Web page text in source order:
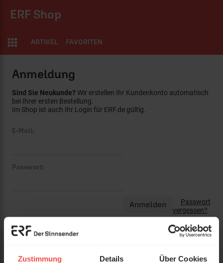
Zustimmung Details Über Cookies
ERF Shop
ARTIKEL FAVORITEN
Anmeldung
Sind Sie Neukunde? Wir erstellen Ihr Kundenkonto automatisch
bei Ihrer ersten Bestellung.
Im Shop ist auch Ihr Login für ERF.de gültig.
E-Mail:
Passwort:
Passwort
vergessen?